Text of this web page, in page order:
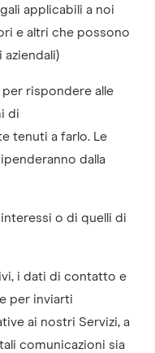
applicabili a noi
e altri che possono
rispondere alle
di
tenuti a farlo. Le
dalla
o di quelli di
i dati di contatto e
per inviarti
ai nostri Servizi, a
comunicazioni sia